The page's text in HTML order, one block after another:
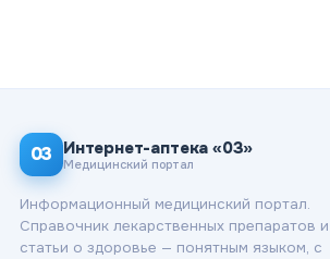
03 Интернет-аптека «03»
Медицинский портал
Информационный медицинский портал.
Справочник лекарственных препаратов и
статьи о здоровье — понятным языком, с